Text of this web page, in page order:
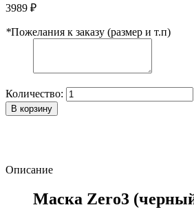
3989 ₽
*Пожелания к заказу (размер и т.п)
Количество:
В корзину
Описание
Маска Zero3